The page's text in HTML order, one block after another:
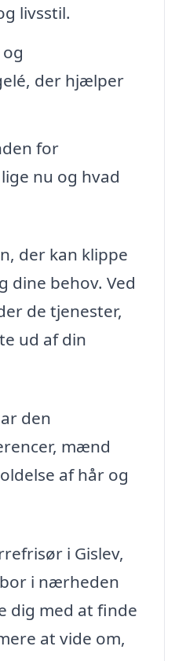
livsstil.
der hjælper
for
nu og hvad
der kan klippe
dine behov. Ved
de tjenester,
ud af din
den
mænd
af hår og
i Gislev,
i nærheden
dig med at finde
at vide om,